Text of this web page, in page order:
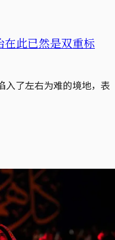
在此已然是双重标
入了左右为难的境地，表